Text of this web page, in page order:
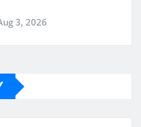
3, 2026